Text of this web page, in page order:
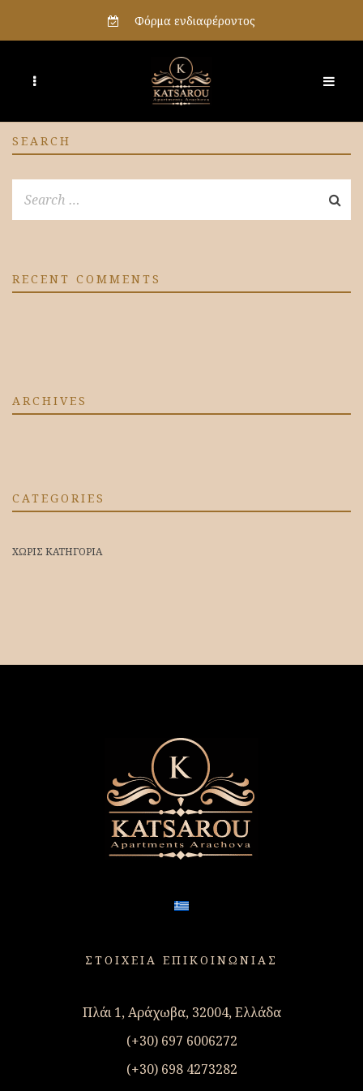
Φόρμα ενδιαφέροντος
SEARCH
RECENT COMMENTS
ARCHIVES
CATEGORIES
ΧΩΡΊΣ ΚΑΤΗΓΟΡΊΑ
ΣΤΟΙΧΕΙΑ ΕΠΙΚΟΙΝΩΝΙΑΣ
Πλάι 1, Αράχωβα, 32004, Ελλάδα
(+30) 697 6006272
(+30) 698 4273282